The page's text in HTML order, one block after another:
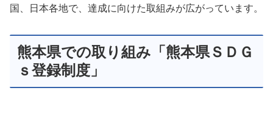
国、日本各地で、達成に向けた取組みが広がっています。
熊本県での取り組み「熊本県ＳＤＧ
ｓ登録制度」